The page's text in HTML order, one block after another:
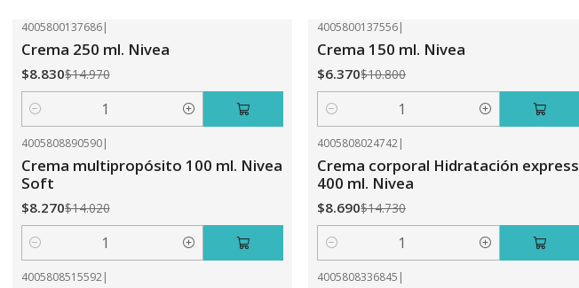
4005800137686|
Crema 250 ml. Nivea
$8.830$14.970
Cantidad
4005800137556|
Crema 150 ml. Nivea
$6.370$10.800
Cantidad
4005808890590|
Crema multipropósito 100 ml. Nivea
Soft
$8.270$14.020
Cantidad
4005808024742|
Crema corporal Hidratación express
400 ml. Nivea
$8.690$14.730
Cantidad
4005808515592| 4005808336845 |